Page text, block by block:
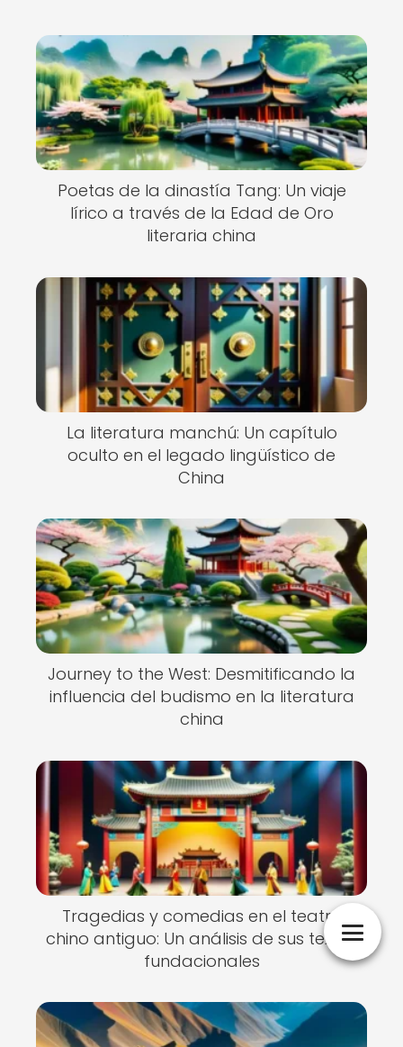
Poetas de la dinastía Tang: Un viaje
lírico a través de la Edad de Oro
literaria china
La literatura manchú: Un capítulo
oculto en el legado lingüístico de
China
Journey to the West: Desmitificando la
influencia del budismo en la literatura
china
Tragedias y comedias en el teatro
chino antiguo: Un análisis de sus textos
fundacionales